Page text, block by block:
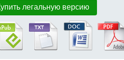
легальную версию